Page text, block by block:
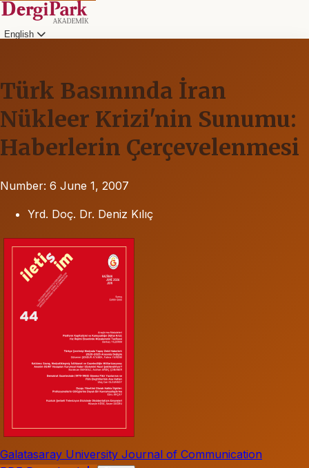
English
Türk Basınında İran
Nükleer Krizi'nin Sunumu:
Haberlerin Çerçevelenmesi
Number: 6 June 1, 2007
Yrd. Doç. Dr. Deniz Kılıç
Galatasaray University Journal of Communication